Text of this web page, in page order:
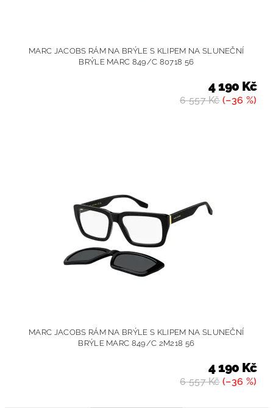
MARC JACOBS RÁM NA BRÝLE S KLIPEM NA SLUNEČNÍ
BRÝLE MARC 849/C 80718 56
6 557 Kč(–36 %)
4 190 Kč
MARC JACOBS RÁM NA BRÝLE S KLIPEM NA SLUNEČNÍ
BRÝLE MARC 849/C 2M218 56
6 557 Kč(–36 %)
4 190 Kč